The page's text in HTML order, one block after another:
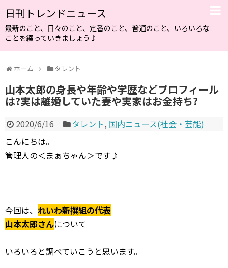
日刊トレンドニュース
最新のこと、日々のこと、定番のこと、普通のこと、いろいろな
ことを綴っていきましょう♪
ホーム タレント
山本太郎の身長や年齢や学歴などプロフィール
は?実は離婚していた妻や実家はお金持ち?
2020/6/16 タレント, 国内ニュース(社会・芸能)
こんにちは。
管理人の＜まぁちゃん＞です♪
今回は、 れいわ新撰組の代表
山本太郎さんについて
いろいろと調べていこうと思います。